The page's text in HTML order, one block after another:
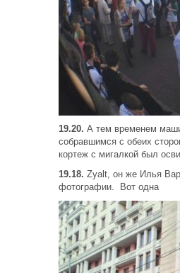
19.20. А тем временем
собравшимся с обеих
кортеж с мигалкой был
19.18. Zyalt, он же Илья
фотографии. Вот одна